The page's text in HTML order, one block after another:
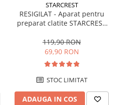
STARCREST
RESIGILAT - Aparat pentru
preparat clatite STARCREST
invelis ceramic antiaderent,
30 cm, Inox / Negru
119,90 RON
69,90 RON
STOC LIMITAT
ADAUGA IN COS